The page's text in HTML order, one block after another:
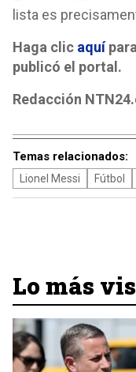
lista es
Haga clic aquí
publicó el portal.
Redacción
Temas relacionados:
Lionel Messi Fútbol
Lo más